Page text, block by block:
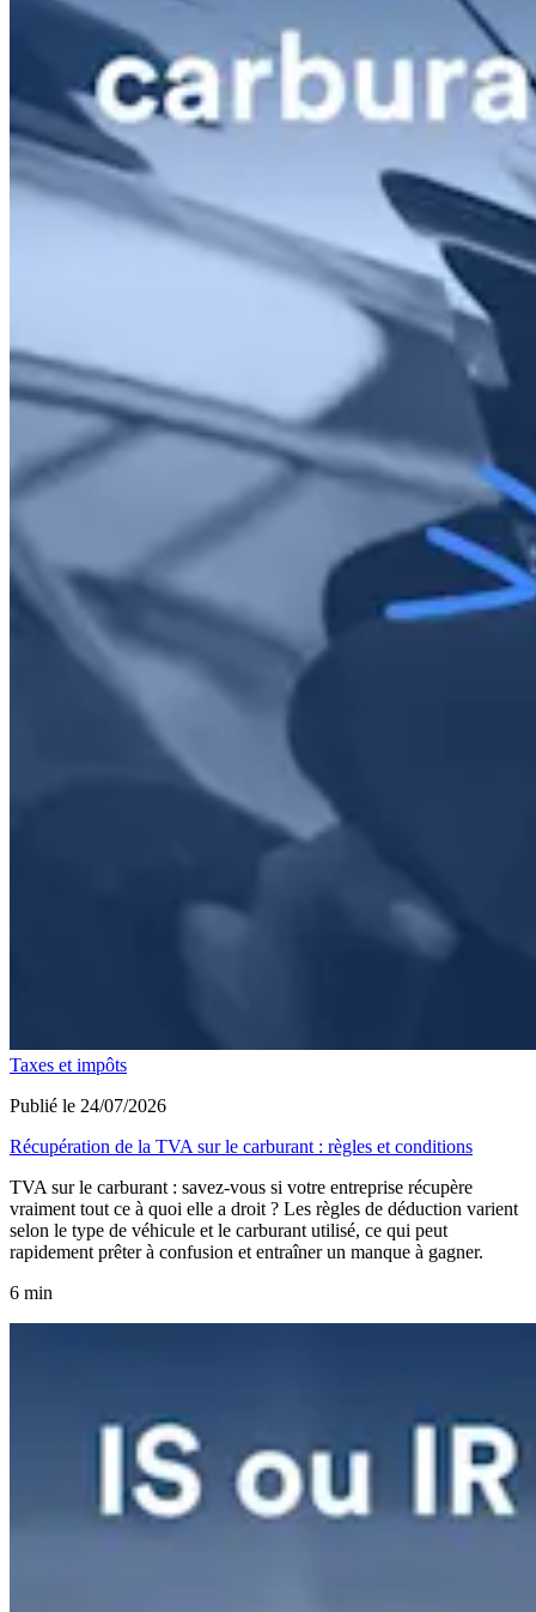
Taxes et impôts
Publié le 24/07/2026
Récupération de la TVA sur le carburant : règles et conditions
TVA sur le carburant : savez-vous si votre entreprise récupère
vraiment tout ce à quoi elle a droit ? Les règles de déduction varient
selon le type de véhicule et le carburant utilisé, ce qui peut
rapidement prêter à confusion et entraîner un manque à gagner.
6 min